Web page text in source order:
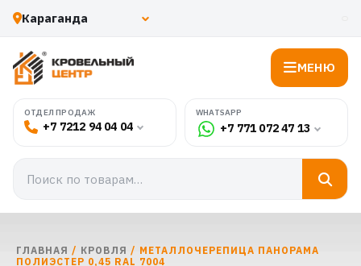
МЕНЮ
ОТДЕЛ ПРОДАЖ
+7 7212 94 04 04
WHATSAPP
+7 771 072 47 13
ГЛАВНАЯ / КРОВЛЯ / МЕТАЛЛОЧЕРЕПИЦА ПАНОРАМА
ПОЛИЭСТЕР 0,45 RAL 7004